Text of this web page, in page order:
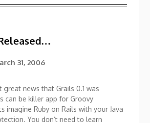
31, 2006
great news that Grails 0.1 was
can be killer app for Groovy
imagine Ruby on Rails with your Java
You don’t need to learn